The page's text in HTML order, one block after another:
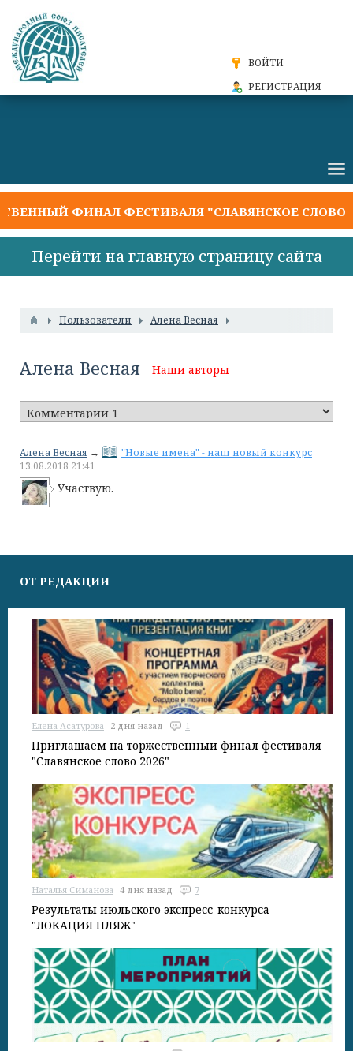
ВОЙТИ
РЕГИСТРАЦИЯ
ФИНАЛ ФЕСТИВАЛЯ "СЛАВЯНСКОЕ СЛОВО
Перейти на главную страницу сайта
Пользователи Алена Весная
Алена Весная Наши авторы
Алена Весная →
"Новые имена" - наш новый конкурс
13.08.2018 21:41
Участвую.
ОТ РЕДАКЦИИ
Елена Асатурова 2 дня назад 1
Приглашаем на торжественный финал фестиваля
"Славянское слово 2026"
Наталья Симанова 4 дня назад 7
Результаты июльского экспресс-конкурса
"ЛОКАЦИЯ ПЛЯЖ"